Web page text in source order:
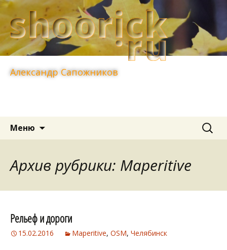
Александр Сапожников
Меню Найти:
Архив рубрики: Maperitive
Рельеф и дороги
15.02.2016 Maperitive, OSM, Челябинск